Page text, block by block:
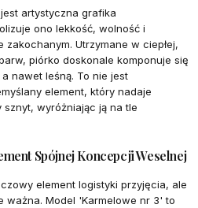
artystyczna grafika
ono lekkość, wolność i
Utrzymane w ciepłej,
piórko doskonale komponuje się
nawet leśną. To nie jest
element, który nadaje
wyróżniając ją na tle
Spójnej Koncepcji Weselnej
element logistyki przyjęcia, ale
ważna. Model 'Karmelowe nr 3' to